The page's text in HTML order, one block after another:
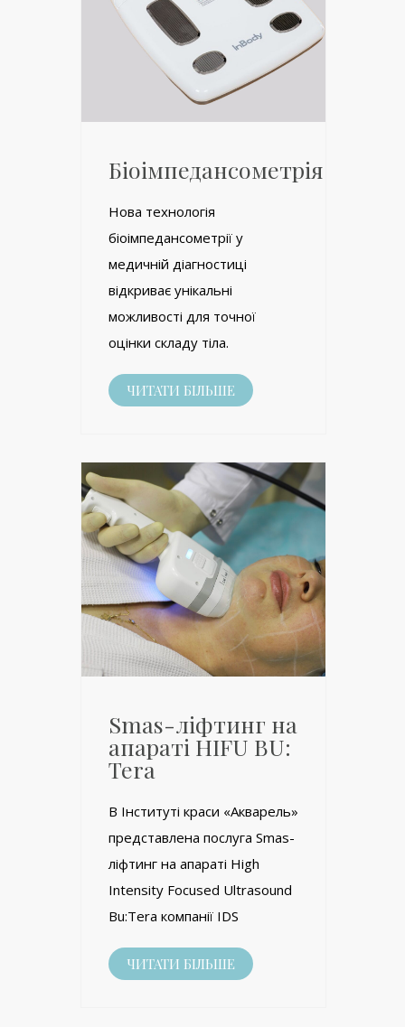
Біоімпедансометрія
Нова технологія
біоімпедансометрії у
медичній діагностиці
відкриває унікальні
можливості для точної
оцінки складу тіла.
ЧИТАТИ БІЛЬШЕ
Smas-ліфтинг на
апараті HIFU BU:
Tera
В Інституті краси «Акварель»
представлена послуга Smas-
ліфтинг на апараті High
Intensity Focused Ultrasound
Bu:Tera компанії IDS
ЧИТАТИ БІЛЬШЕ